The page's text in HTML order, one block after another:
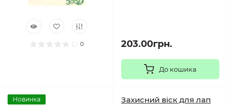
0 203.00грн.
До кошика
Новинка
Захисний віск для лап